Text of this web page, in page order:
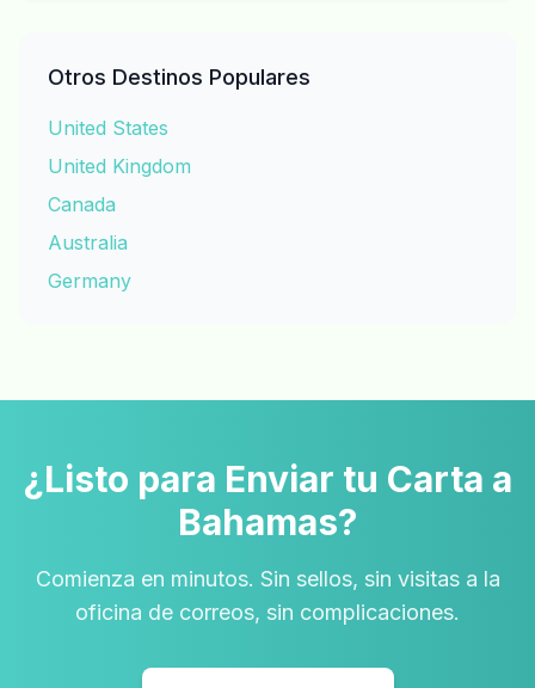
Otros Destinos Populares
United States
United Kingdom
Canada
Australia
Germany
¿Listo para Enviar tu Carta a
Bahamas?
Comienza en minutos. Sin sellos, sin visitas a la
oficina de correos, sin complicaciones.